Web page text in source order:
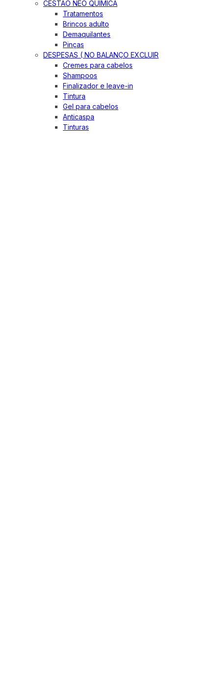
CESTÃO NEO QUIMICA
Tratamentos
Brincos adulto
Demaquilantes
Pinças
DESPESAS ( NO BALANÇO EXCLUIR
Cremes para cabelos
Shampoos
Finalizador e leave-in
Tintura
Gel para cabelos
Anticaspa
Tinturas